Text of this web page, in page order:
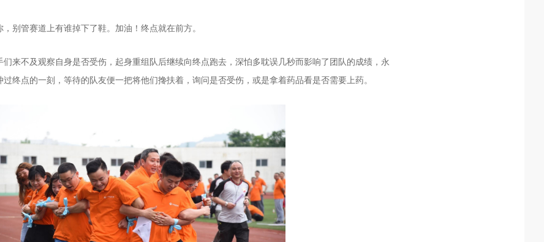
别管赛道上有谁掉下了鞋。加油！终点就在前方。
来不及观察自身是否受伤，起身重组队后继续向终点跑去，深怕多耽误几秒而影响了团队的成绩，永
终点的一刻，等待的队友便一把将他们搀扶着，询问是否受伤，或是拿着药品看是否需要上药。